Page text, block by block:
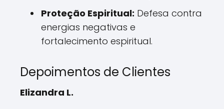
Proteção Espiritual: Defesa contra
energias negativas e
fortalecimento espiritual.
Depoimentos de Clientes
Elizandra L.